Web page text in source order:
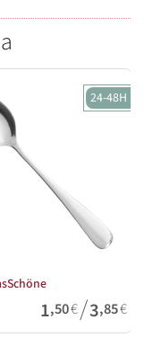
24-48H
1,50€/3,85€